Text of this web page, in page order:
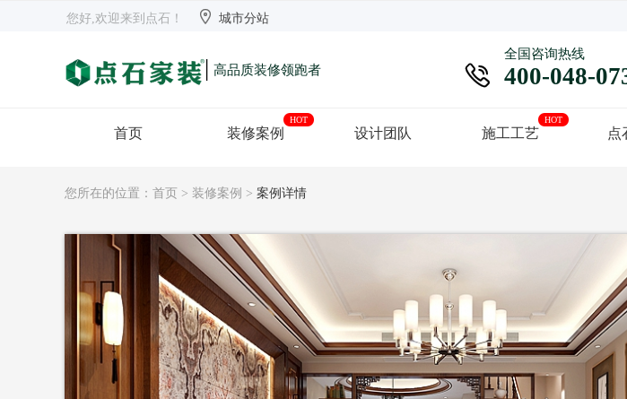
欢迎来到点石  长沙 【切换】
您好,欢迎来到点石！  城市分站
| 高品质装修领跑者 
全国咨询热线
400-048-
首页 装修案例
HOT
设计团队 施工工艺
HOT
点
您所在的位置： 首页 > 装修案例 > 案例详情